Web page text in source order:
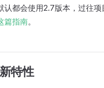
认都会使用2.7版本，过往项
篇指南。
特性